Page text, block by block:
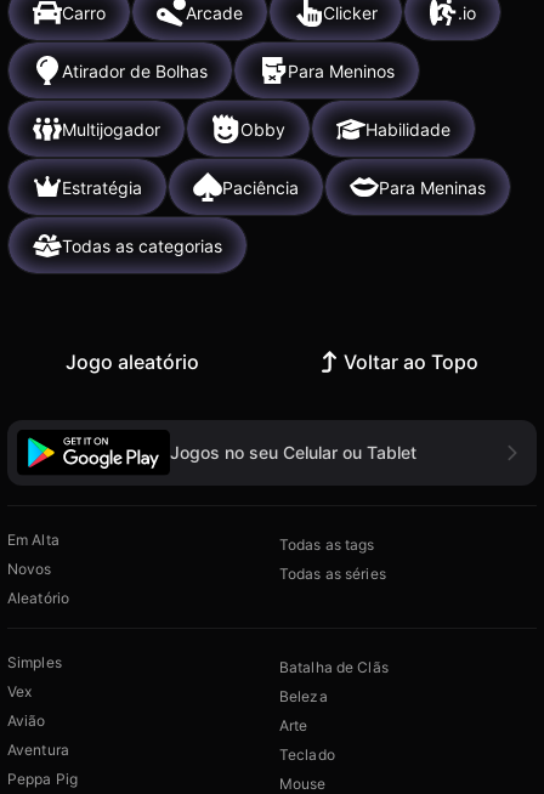
Carro Arcade Clicker .io
Atirador de Bolhas Para Meninos
Multijogador Obby Habilidade
Estratégia Paciência Para Meninas
Todas as categorias
Jogo aleatório Voltar ao Topo
Jogos no seu Celular ou Tablet
Em Alta
Novos
Aleatório
Todas as tags
Todas as séries
Simples
Vex
Avião
Aventura
Peppa Pig
Batalha de Clãs
Beleza
Arte
Teclado
Mouse